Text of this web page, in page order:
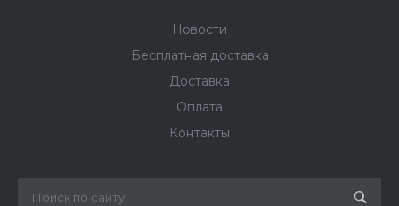
Новости
Бесплатная доставка
Доставка
Оплата
Контакты